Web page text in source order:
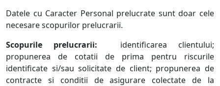
Datele cu Caracter Personal prelucrate sunt doar cele
necesare scopurilor prelucrarii.
Scopurile prelucrarii: identificarea clientului;
propunerea de cotatii de prima pentru riscurile
identificate si/sau solicitate de client; propunerea de
contracte si conditii de asigurare colectate de la